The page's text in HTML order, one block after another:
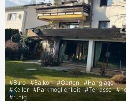
#Büro #Balkon #Garten #Hanglage
#Keller #Parkmöglichkeit #Terrasse #
#ruhig